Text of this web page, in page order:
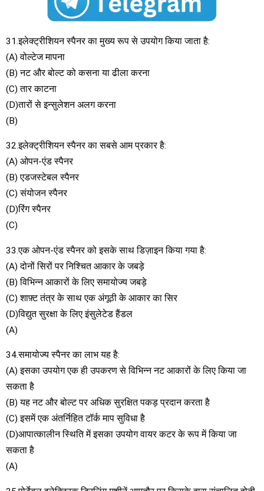
31.इलेक्ट्रीशियन स्पैनर का मुख्य रूप से उपयोग किया जाता है:
(A) वोल्टेज मापना
(B) नट और बोल्ट को कसना या ढीला करना
(C) तार काटना
(D)तारों से इन्सुलेशन अलग करना
(B)
32.इलेक्ट्रीशियन स्पैनर का सबसे आम प्रकार है:
(A) ओपन-एंड स्पैनर
(B) एडजस्टेबल स्पैनर
(C) संयोजन स्पैनर
(D)रिंग स्पैनर
(C)
33.एक ओपन-एंड स्पैनर को इसके साथ डिज़ाइन किया गया है:
(A) दोनों सिरों पर निश्चित आकार के जबड़े
(B) विभिन्न आकारों के लिए समायोज्य जबड़े
(C) शाफ़्ट तंत्र के साथ एक अंगूठी के आकार का सिर
(D)विद्युत सुरक्षा के लिए इंसुलेटेड हैंडल
(A)
34.समायोज्य स्पैनर का लाभ यह है:
(A) इसका उपयोग एक ही उपकरण से विभिन्न नट आकारों के लिए किया जा
सकता है
(B) यह नट और बोल्ट पर अधिक सुरक्षित पकड़ प्रदान करता है
(C) इसमें एक अंतर्निहित टॉर्क माप सुविधा है
(D)आपात्कालीन स्थिति में इसका उपयोग वायर कटर के रूप में किया जा
सकता है
(A)